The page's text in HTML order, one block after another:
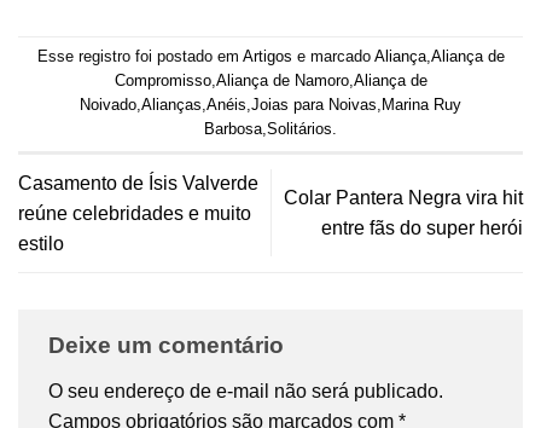
Esse registro foi postado em Artigos e marcado Aliança, Aliança de
Compromisso, Aliança de Namoro, Aliança de
Noivado Alianças Anéis Joias para Noivas Marina Ruy
Barbosa Solitários
Casamento de Ísis Valverde
reúne celebridades e muito
estilo
Colar Pantera Negra vira hit
entre fãs do super herói
Deixe um comentário
O seu endereço de e-mail não será publicado.
Campos obrigatórios são marcados com *